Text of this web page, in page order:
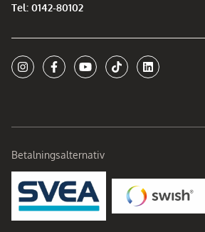
Tel: 0142-80102
Betalningsalternativ